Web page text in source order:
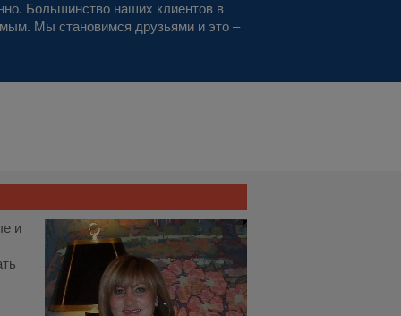
Большинство наших клиентов в
Мы становимся друзьями и это –
и